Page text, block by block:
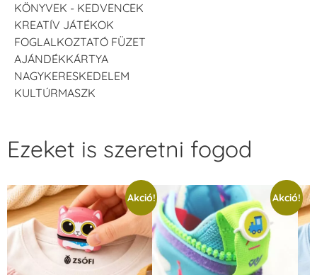
KÖNYVEK - KEDVENCEK
KREATÍV JÁTÉKOK
FOGLALKOZTATÓ FÜZET
AJÁNDÉKKÁRTYA
NAGYKERESKEDELEM
KULTÚRMASZK
Ezeket is szeretni fogod
Akció! Akció!